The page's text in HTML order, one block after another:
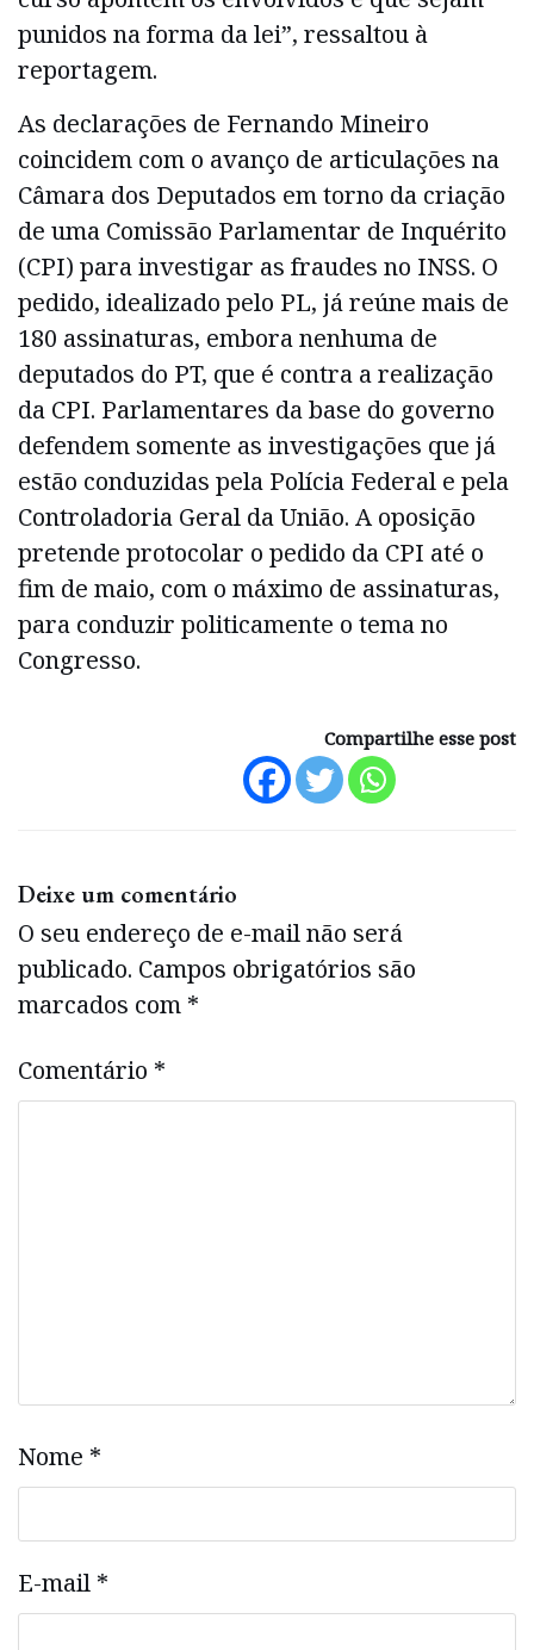
punidos na forma da lei”, ressaltou à
reportagem.
As declarações de Fernando Mineiro
coincidem com o avanço de articulações na
Câmara dos Deputados em torno da criação
de uma Comissão Parlamentar de Inquérito
(CPI) para investigar as fraudes no INSS. O
pedido, idealizado pelo PL, já reúne mais de
180 assinaturas, embora nenhuma de
deputados do PT, que é contra a realização
da CPI. Parlamentares da base do governo
defendem somente as investigações que já
estão conduzidas pela Polícia Federal e pela
Controladoria Geral da União. A oposição
pretende protocolar o pedido da CPI até o
fim de maio, com o máximo de assinaturas,
para conduzir politicamente o tema no
Congresso.
Compartilhe esse post
Deixe um comentário
O seu endereço de e-mail não será
publicado. Campos obrigatórios são
marcados com *
Comentário *
Nome *
E-mail *